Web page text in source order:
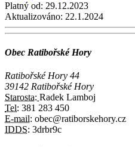
Platný od: 29.12.2023
Aktualizováno: 22.1.2024
Obec Ratibořské Hory
Ratibořské Hory 44
39142 Ratibořské Hory
Starosta: Radek Lamboj
Tel: 381 283 450
E-mail: obec@ratiborskehory.cz
IDDS: 3drbr9c